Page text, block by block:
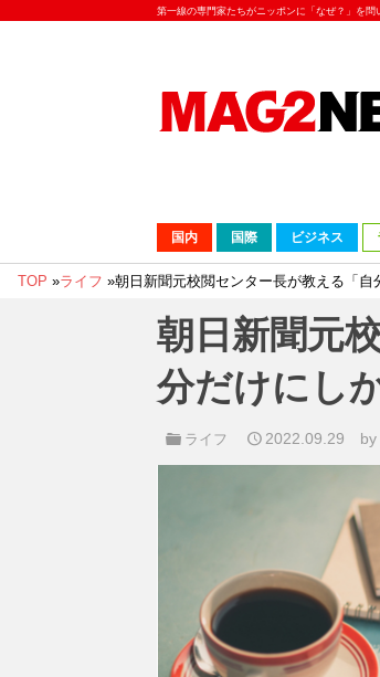
第一線の専門家たちがニッポンに「なぜ？」を問
国内 国際 ビジネス
TOP »ライフ »朝日新聞元校閲センター長が教える「
朝日新聞元
分だけにし
ライフ 2022.09.29 by